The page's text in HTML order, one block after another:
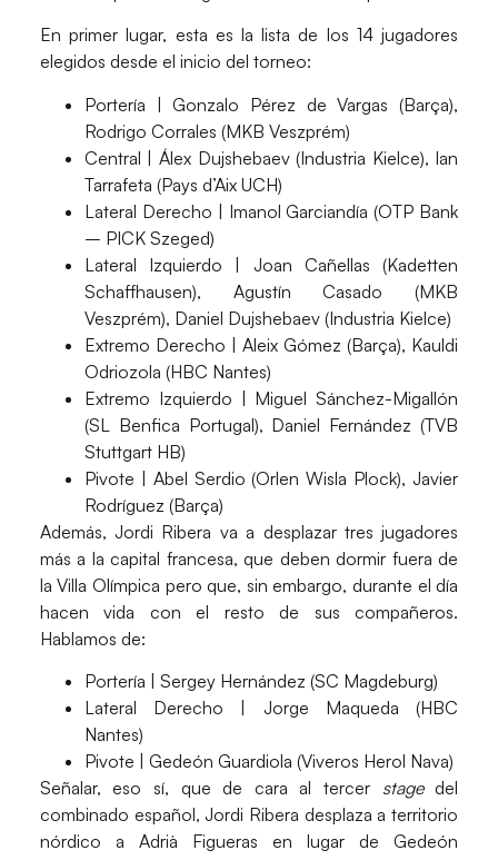
En primer lugar, esta es la lista de los 14 jugadores
elegidos desde el inicio del torneo:
Portería | Gonzalo Pérez de Vargas (Barça),
Rodrigo Corrales (MKB Veszprém)
Central | Álex Dujshebaev (Industria Kielce), Ian
Tarrafeta (Pays d’Aix UCH)
Lateral Derecho | Imanol Garciandía (OTP Bank
– PICK Szeged)
Lateral Izquierdo | Joan Cañellas (Kadetten
Schaffhausen), Agustín Casado (MKB
Veszprém), Daniel Dujshebaev (Industria Kielce)
Extremo Derecho | Aleix Gómez (Barça), Kauldi
Odriozola (HBC Nantes)
Extremo Izquierdo | Miguel Sánchez-Migallón
(SL Benfica Portugal), Daniel Fernández (TVB
Stuttgart HB)
Pivote | Abel Serdio (Orlen Wisla Plock), Javier
Rodríguez (Barça)
Además, Jordi Ribera va a desplazar tres jugadores
más a la capital francesa, que deben dormir fuera de
la Villa Olímpica pero que, sin embargo, durante el día
hacen vida con el resto de sus compañeros.
Hablamos de:
Portería
| Sergey Hernández (SC Magdeburg)
Lateral Derecho | Jorge Maqueda (HBC
Nantes)
Pivote
| Gedeón Guardiola (Viveros Herol Nava)
Señalar, eso sí, que de cara al tercer stagedel
combinado español, Jordi Ribera desplaza a territorio
nórdico a Adrià Figueras en lugar deGedeón